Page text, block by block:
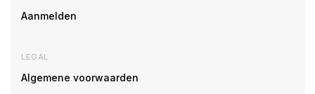
Aanmelden
LEGAL
Algemene voorwaarden